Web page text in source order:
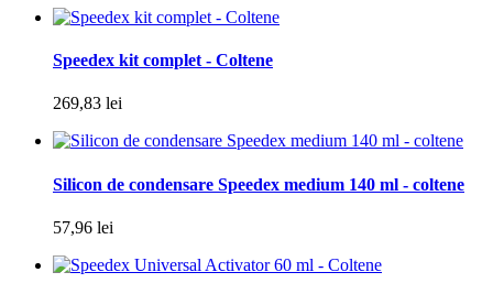
Speedex kit complet - Coltene
269,83 lei
Silicon de condensare Speedex medium 140 ml - coltene
57,96 lei